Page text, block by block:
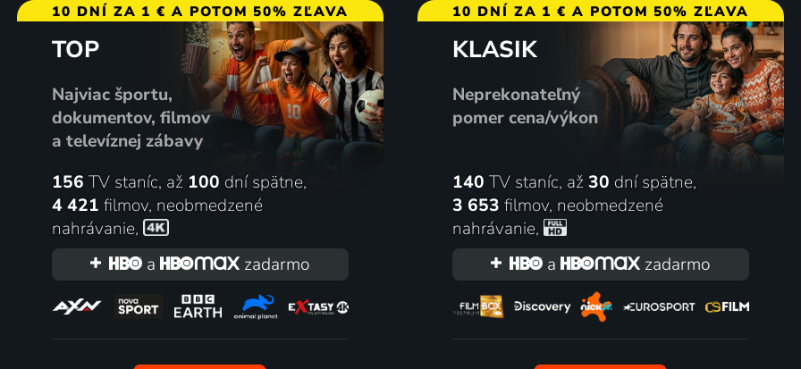
10 DNÍ ZA 1 € A POTOM 50% ZĽAVA
TOP
Najviac športu,
dokumentov, filmov
a televíznej zábavy
156 TV staníc, až 100 dní spätne,
4 421 filmov, neobmedzené
nahrávanie,
a
zadarmo
10 DNÍ ZA 1 € A POTOM 50% ZĽAVA
KLASIK
Neprekonateľný
pomer cena/výkon
140 TV staníc, až 30 dní spätne,
3 653 filmov, neobmedzené
nahrávanie,
a
zadarmo